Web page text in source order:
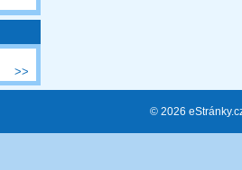
>>
© 2026